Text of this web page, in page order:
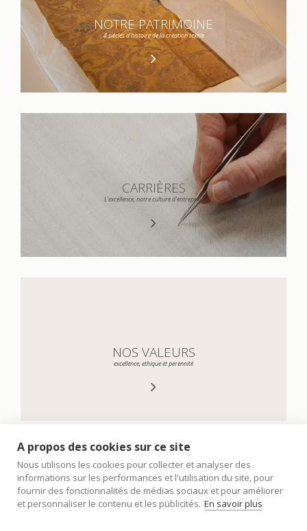
NOTRE PATRIMOINE
4 siècles d'histoire de la création textile
CARRIÈRES
L'excellence, notre culture d'entreprise
NOS VALEURS
excellence, ethique et perennité
A propos des cookies sur ce site
Nous utilisons les cookies pour collecter et analyser des
informations sur les performances et l'utilisation du site, pour
fournir des fonctionnalités de médias sociaux et pour améliorer
et personnaliser le contenu et les publicités. En savoir plus